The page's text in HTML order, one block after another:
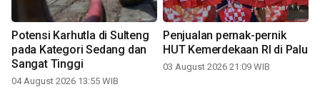
Potensi Karhutla di Sulteng
pada Kategori Sedang dan
Sangat Tinggi
04 August 2026 13:55 WIB
Penjualan pernak-pernik
HUT Kemerdekaan RI di Palu
03 August 2026 21:09 WIB